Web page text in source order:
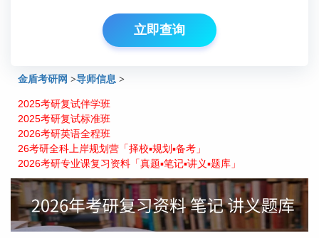
立即查询
金盾考研网 >导师信息 >
合肥工业大学经济学院金融工程系研究生院导师：晋盛武
2025考研复试伴学班
2025考研复试标准班
2026考研英语全程班
26考研全科上岸规划营「择校▪规划▪备考」
2026考研专业课复习资料「真题▪笔记▪讲义▪题库」